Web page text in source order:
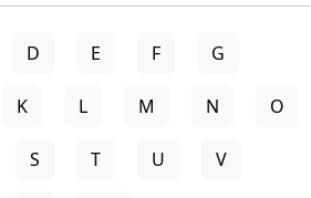
D E F G
K L M N O
S T U V